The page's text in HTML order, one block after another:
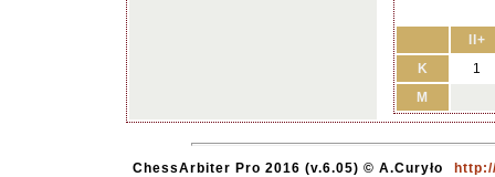
II+
K
1
M
ChessArbiter Pro 2016 (v.6.05) © A.Curyło